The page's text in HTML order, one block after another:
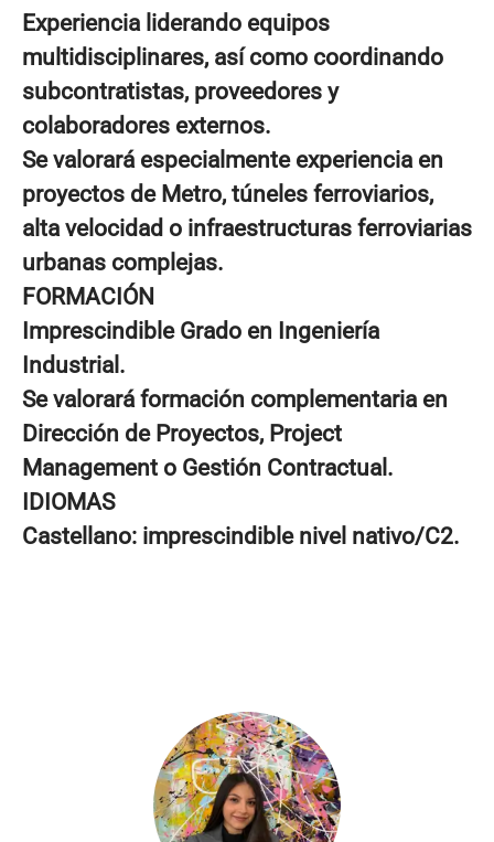
Experiencia liderando equipos
multidisciplinares, así como coordinando
subcontratistas, proveedores y
colaboradores externos.
Se valorará especialmente experiencia en
proyectos de Metro, túneles ferroviarios,
alta velocidad o infraestructuras ferroviarias
urbanas complejas.
FORMACIÓN
Imprescindible Grado en Ingeniería
Industrial.
Se valorará formación complementaria en
Dirección de Proyectos, Project
Management o Gestión Contractual.
IDIOMAS
Castellano: imprescindible nivel nativo/C2.